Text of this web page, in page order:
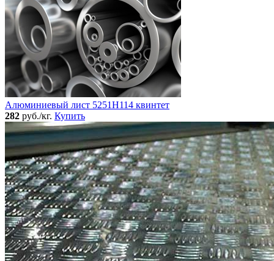
Алюминиевый лист 5251Н114 квинтет
282 руб./кг. Купить